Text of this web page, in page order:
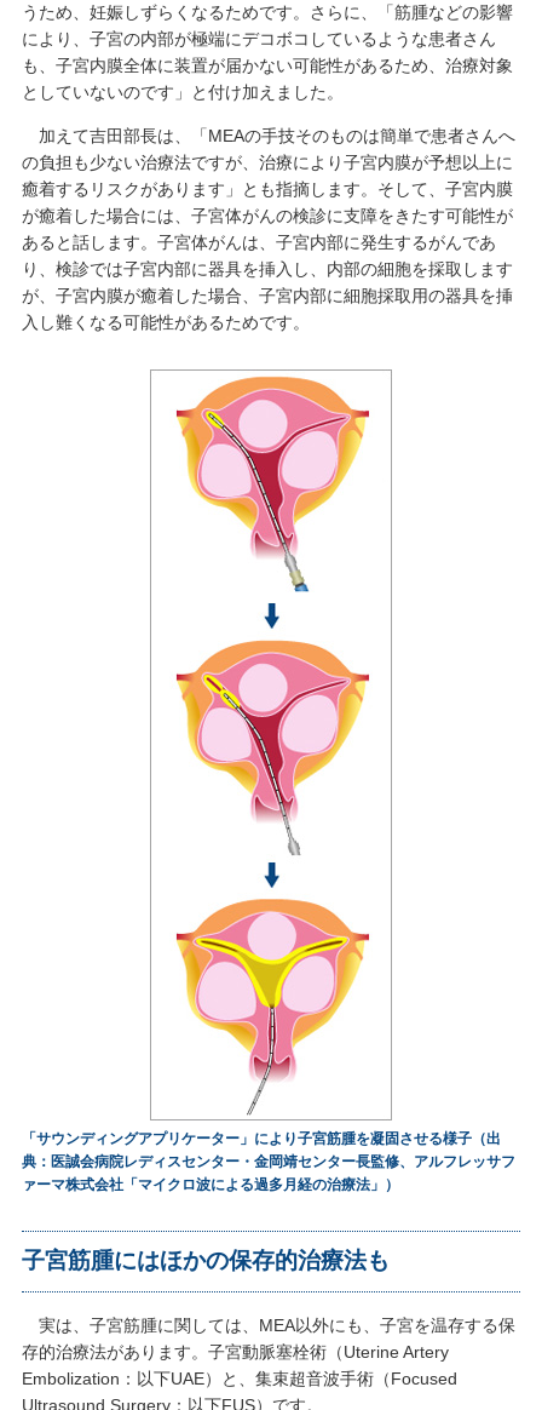
うため、妊娠しずらくなるためです。さらに、「筋腫などの影響
により、子宮の内部が極端にデコボコしているような患者さん
も、子宮内膜全体に装置が届かない可能性があるため、治療対象
としていないのです」と付け加えました。
加えて吉田部長は、「MEAの手技そのものは簡単で患者さんへ
の負担も少ない治療法ですが、治療により子宮内膜が予想以上に
癒着するリスクがあります」とも指摘します。そして、子宮内膜
が癒着した場合には、子宮体がんの検診に支障をきたす可能性が
あると話します。子宮体がんは、子宮内部に発生するがんであ
り、検診では子宮内部に器具を挿入し、内部の細胞を採取します
が、子宮内膜が癒着した場合、子宮内部に細胞採取用の器具を挿
入し難くなる可能性があるためです。
「サウンディングアプリケーター」により子宮筋腫を凝固させる様子（出
典：医誠会病院レディスセンター・金岡靖センター長監修、アルフレッサフ
ァーマ株式会社「マイクロ波による過多月経の治療法」）
子宮筋腫にはほかの保存的治療法も
実は、子宮筋腫に関しては、MEA以外にも、子宮を温存する保
存的治療法があります。子宮動脈塞栓術（Uterine Artery
Embolization：以下UAE）と、集束超音波手術（Focused
Ultrasound Surgery：以下FUS）です。